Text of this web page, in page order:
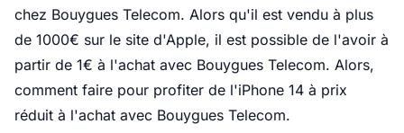
chez Bouygues Telecom. Alors qu'il est vendu à plus
de 1000€ sur le site d'Apple, il est possible de l'avoir à
partir de 1€ à l'achat avec Bouygues Telecom. Alors,
comment faire pour profiter de l'iPhone 14 à prix
réduit à l'achat avec Bouygues Telecom.